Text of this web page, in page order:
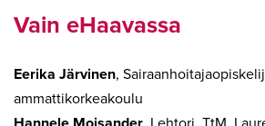
Vain eHaavassa
Eerika Järvinen,
ammattikorkeakoulu